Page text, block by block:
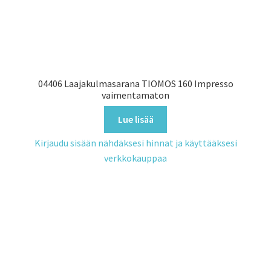
04406 Laajakulmasarana TIOMOS 160 Impresso
vaimentamaton
Lue lisää
Kirjaudu sisään nähdäksesi hinnat ja käyttääksesi
verkkokauppaa